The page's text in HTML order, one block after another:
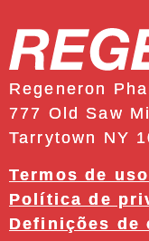
Regeneron
777 Old Saw
Tarrytown NY
Termos de uso
Política de
Definições de